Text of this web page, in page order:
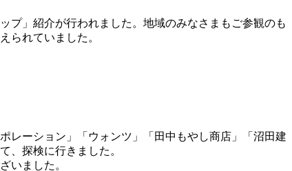
プ」紹介が行われました。地域のみなさまもご参観のも
られていました。
ーション」「ウォンツ」「田中もやし商店」「沼田建
、探検に行きました。
いました。